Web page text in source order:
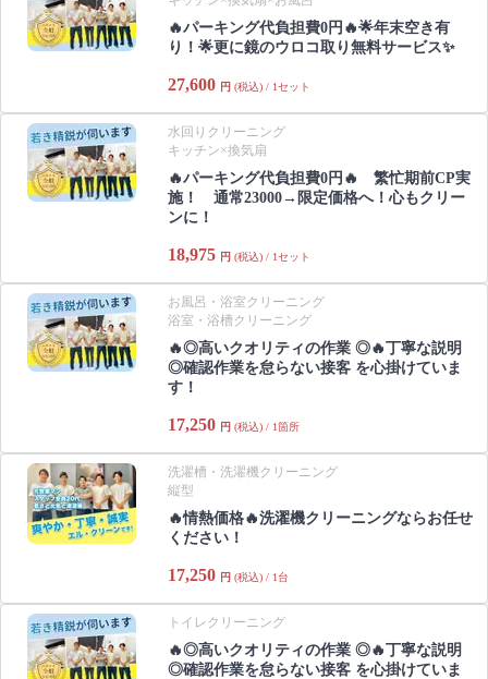
🔥パーキング代負担費0円🔥🌟年末空き有
り！🌟更に鏡のウロコ取り無料サービス✨
27,600 円 (税込) / 1セット
水回りクリーニング
キッチン×換気扇
🔥パーキング代負担費0円🔥 繁忙期前CP実
施！ 通常23000→限定価格へ！心もクリー
ンに！
18,975 円 (税込) / 1セット
お風呂・浴室クリーニング
浴室・浴槽クリーニング
🔥◎高いクオリティの作業 ◎🔥丁寧な説明
◎確認作業を怠らない接客 を心掛けていま
す！
17,250 円 (税込) / 1箇所
洗濯槽・洗濯機クリーニング
縦型
🔥情熱価格🔥洗濯機クリーニングならお任せ
ください！
17,250 円 (税込) / 1台
トイレクリーニング
🔥◎高いクオリティの作業 ◎🔥丁寧な説明
◎確認作業を怠らない接客 を心掛けていま